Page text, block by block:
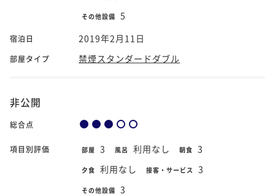
その他設備 5
宿泊日 2019年2月11日
部屋タイプ 禁煙スタンダードダブル
非公開
総合点
項目別評価 部屋 3 風呂 利用なし 朝食 3
夕食 利用なし 接客・サービス 3
その他設備 3